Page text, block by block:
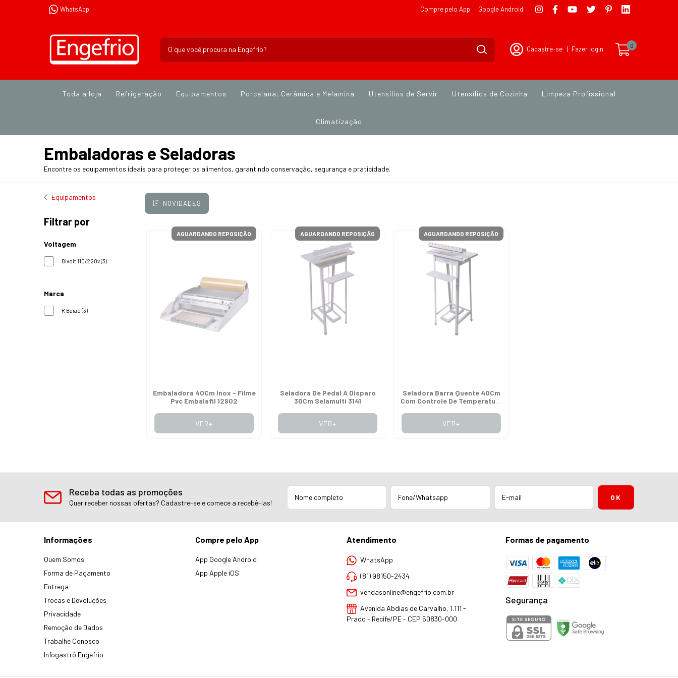
WhatsApp Compre pelo App Google Android
Cadastre-se | Fazer login 0
Toda a loja Refrigeração Equipamentos Porcelana, Cerâmica e Melamina Utensílios de Servir Utensílios de Cozinha Limpeza Profissional
Climatização
Embaladoras e Seladoras
Encontre os equipamentos ideais para proteger os alimentos, garantindo conservação, segurança e praticidade.
Equipamentos
Filtrar por
Voltagem
Bivolt 110/220v (3)
Marca
R Baiao (3)
NOVIDADES
AGUARDANDO REPOSIÇÃO
Embaladora 40Cm Inox - Filme
Pvc Embalafil 12902
VER+
AGUARDANDO REPOSIÇÃO
Seladora De Pedal A Disparo
30Cm Selamulti 3141
VER+
AGUARDANDO REPOSIÇÃO
Seladora Barra Quente 40Cm
Com Controle De Temperatura
VER+
Receba todas as promoções
Quer receber nossas ofertas? Cadastre-se e comece a recebê-las!
Informações
Quem Somos
Forma de Pagamento
Entrega
Trocas e Devoluções
Privacidade
Remoção de Dados
Trabalhe Conosco
Infogastrô Engefrio
Compre pelo App
App Google Android
App Apple iOS
Atendimento
WhatsApp
(81) 98150-2434
vendasonline@engefrio.com.br
Avenida Abdias de Carvalho, 1.111 -
Prado - Recife/PE - CEP 50830-000
Formas de pagamento
Segurança